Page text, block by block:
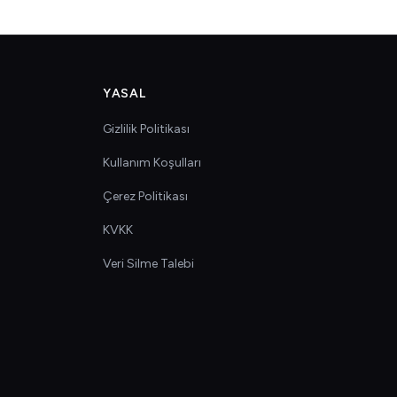
YASAL
Gizlilik Politikası
Kullanım Koşulları
Çerez Politikası
KVKK
Veri Silme Talebi